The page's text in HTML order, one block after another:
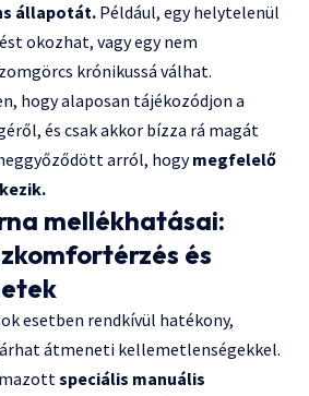
állapotát. Például, egy helytelenül
okozhat, vagy egy nem
krónikussá válhat.
hogy alaposan tájékozódjon a
és csak akkor bízza rá magát
arról, hogymegfelelő
mellékhatásai:
és
esetben rendkívül hatékony,
átmeneti kellemetlenségekkel.
speciális manuális